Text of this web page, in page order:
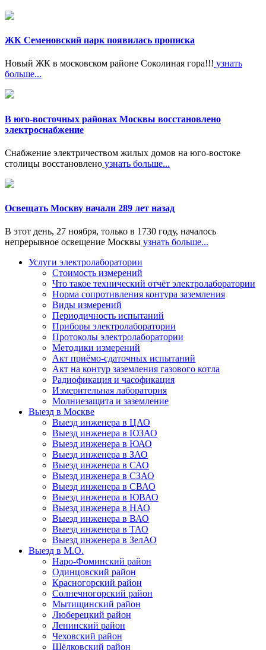
ЖК Семеновский парк появилась прописка
Новый ЖК в московском районе Соколиная гора!!! узнать
больше...
В юго-восточных районах Москвы восстановлено
электроснабжение
Снабжение электричеством жилых домов на юго-востоке
столицы восстановлено узнать больше...
Освещать Москву начали 289 лет назад
В этот день, 27 ноября, только в 1730 году, началось
непрерывное освещение Москвы узнать больше...
Услуги электролаборатории
Стоимость измерений
Что такое технический отчёт электролаборатории
Норма сопротивления контура заземления
Виды измерений
Периодичность испытаний
Приборы электролаборатории
Протоколы электролаборатории
Методики измерений
Акт приёмо-сдаточных испытаний
Акт на контур заземления газового котла
Радиофикация и часофикация
Измерительная лаборатория
Молниезащита и заземление
Выезд в Москве
Выезд инженера в ЦАО
Выезд инженера в ЮЗАО
Выезд инженера в ЮАО
Выезд инженера в ЗАО
Выезд инженера в САО
Выезд инженера в СЗАО
Выезд инженера в СВАО
Выезд инженера в ЮВАО
Выезд инженера в НАО
Выезд инженера в ВАО
Выезд инженера в ТАО
Выезд инженера в ЗелАО
Выезд в М.О.
Наро-Фоминский район
Одинцовский район
Красногорский район
Солнечногорский район
Мытищинский район
Люберецкий район
Ленинский район
Чеховский район
Щёлковский район